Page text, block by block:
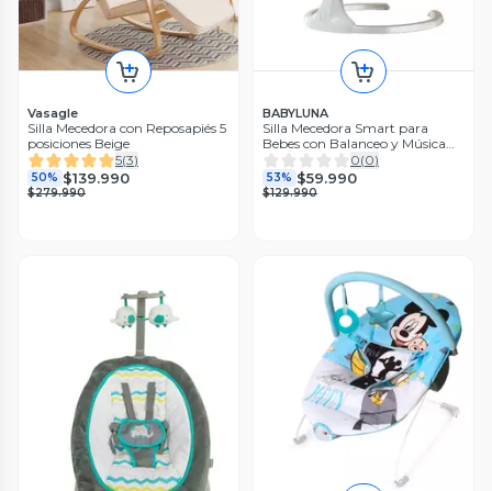
Vasagle
Silla Mecedora con Reposapiés 5
posiciones Beige
5(3)
50% $139.990
$279.990
BABYLUNA
Silla Mecedora Smart para
Bebes con Balanceo y Música
Gris
0(0)
53% $59.990
$129.990